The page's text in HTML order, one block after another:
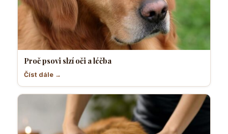
Proč psovi slzí oči a léčba
Číst dále →